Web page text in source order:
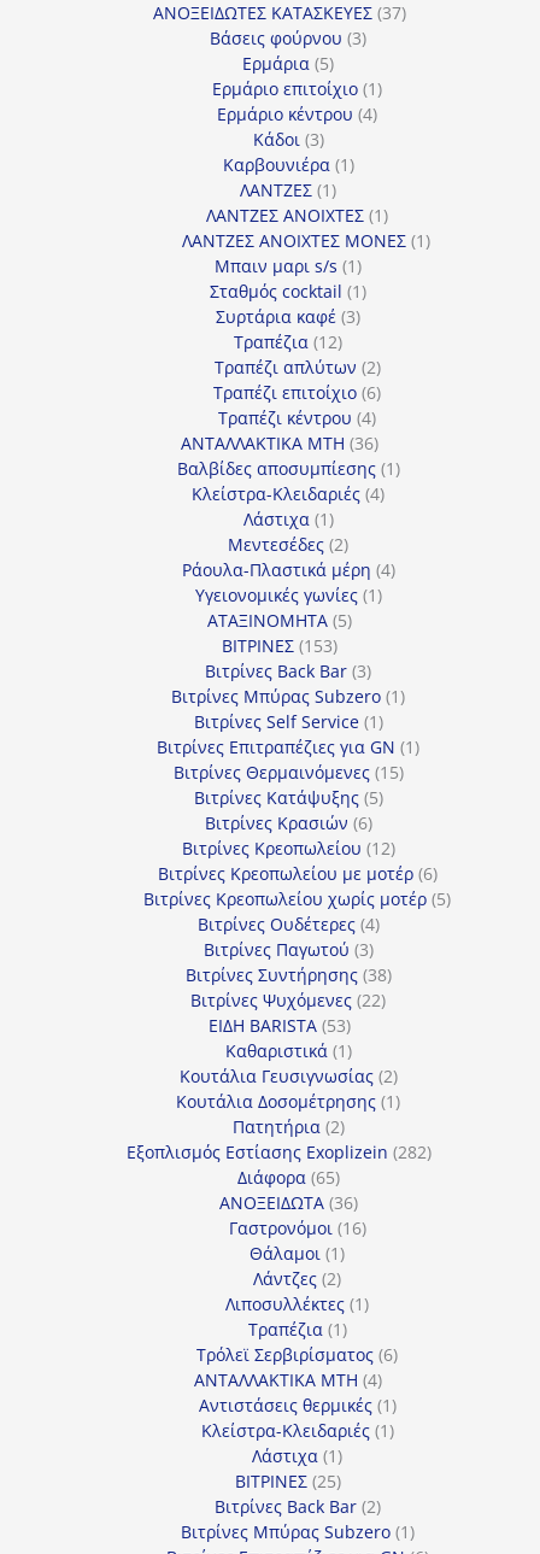
προϊόντα
ΑΝΟΞΕΙΔΩΤΕΣ ΚΑΤΑΣΚΕΥΕΣ 3737
Βάσεις φούρνου 33
Ερμάρια 55
προϊόντα
Ερμάριο επιτοίχιο 11
προϊόν
Ερμάριο κέντρου 44
Κάδοι 33
προϊόντα
Καρβουνιέρα 11
ΛΑΝΤΖΕΣ 11
προϊόν
ΛΑΝΤΖΕΣ ΑΝΟΙΧΤΕΣ 11
προϊόν
ΛΑΝΤΖΕΣ ΑΝΟΙΧΤΕΣ ΜΟΝΕΣ 11
Μπαιν μαρι s/s 11
προϊόν
Σταθμός cocktail 11
Συρτάρια καφέ 33
Τραπέζια 1212
προϊόντα
Τραπέζι απλύτων 22
προϊόντα
Τραπέζι επιτοίχιο 66
προϊόντα
Τραπέζι κέντρου 44
προϊόντα
ΑΝΤΑΛΛΑΚΤΙΚΑ MTH 3636
προϊόντα
Βαλβίδες αποσυμπίεσης 11
Κλείστρα-Κλειδαριές 44
Λάστιχα 11
προϊόν
Μεντεσέδες 22
προϊόντα
Ράουλα-Πλαστικά μέρη 44
Υγειονομικές γωνίες 11
ΑΤΑΞΙΝΟΜΗΤΑ 55
ΒΙΤΡΙΝΕΣ 153153
προϊόντα
Βιτρίνες Back Bar 33
προϊόντα
Βιτρίνες Mπύρας Subzero 11
Βιτρίνες Self Service 11
προϊόν
Βιτρίνες Επιτραπέζιες για GN 11
Βιτρίνες Θερμαινόμενες 1515
Βιτρίνες Κατάψυξης 55
Βιτρίνες Κρασιών 66
προϊόντα
Βιτρίνες Κρεοπωλείου 1212
προϊόντα
Βιτρίνες Κρεοπωλείου με μοτέρ 66
προϊόντα
Βιτρίνες Κρεοπωλείου χωρίς μοτέρ 55
Βιτρίνες Ουδέτερες 44
προϊόντα
Βιτρίνες Παγωτού 33
προϊόντα
Βιτρίνες Συντήρησης 3838
προϊόντα
Βιτρίνες Ψυχόμενες 2222
ΕΙΔΗ BARISTA 5353
προϊόντα
Καθαριστικά 11
προϊόν
Κουτάλια Γευσιγνωσίας 22
προϊόντα
Κουτάλια Δοσομέτρησης 11
Πατητήρια 22
προϊόντα
Εξοπλισμός Εστίασης Exoplizein 282282
Διάφορα 6565
προϊόντα
ΑΝΟΞΕΙΔΩΤΑ 3636
προϊόντα
Γαστρονόμοι 1616
Θάλαμοι 11
προϊόν
Λάντζες 22
προϊόντα
Λιποσυλλέκτες 11
Τραπέζια 11
προϊόν
Τρόλεϊ Σερβιρίσματος 66
ΑΝΤΑΛΛΑΚΤΙΚΑ MTH 44
προϊόντα
Αντιστάσεις θερμικές 11
προϊόν
Κλείστρα-Κλειδαριές 11
Λάστιχα 11
προϊόν
ΒΙΤΡΙΝΕΣ 2525
προϊόντα
Βιτρίνες Back Bar 22
προϊόντα
Βιτρίνες Mπύρας Subzero 11